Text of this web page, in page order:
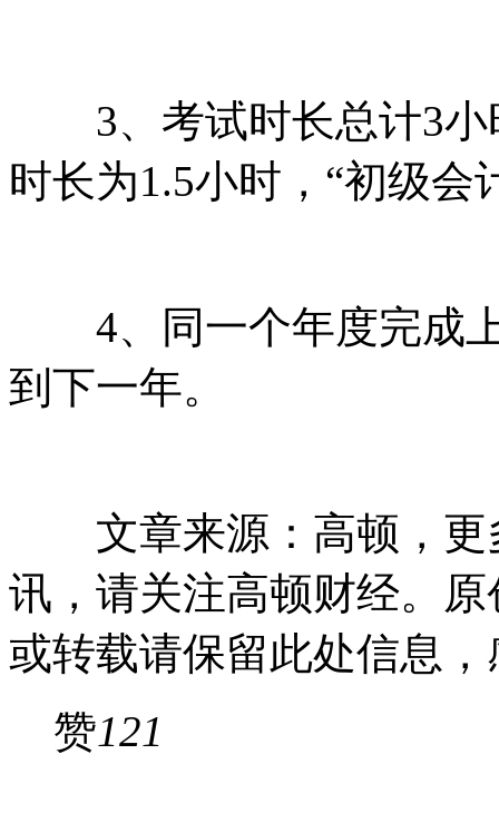
3、考试时长总计3小
时长为1.5小时，“初级会
4、同一个年度完成上
到下一年。
文章来源：高顿，更
讯，请关注高顿财经。
或转载请保留此处信息
赞121